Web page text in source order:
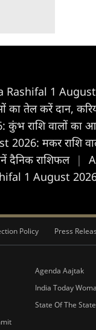
Rashifal 1
तेल करें दान,
राशि वालों का
2026: मकर राशि
दैनिक राशिफल |
1 August 2026:
Policy Press
Agenda Aajtak
India Today
State Of The